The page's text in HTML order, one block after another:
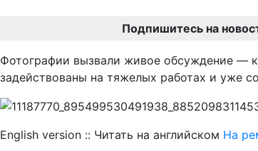
Подпишитесь на
Фотографии вызвали живое обсуждение —
задействованы на тяжелых работах и уже
English version :: Читать на английском На